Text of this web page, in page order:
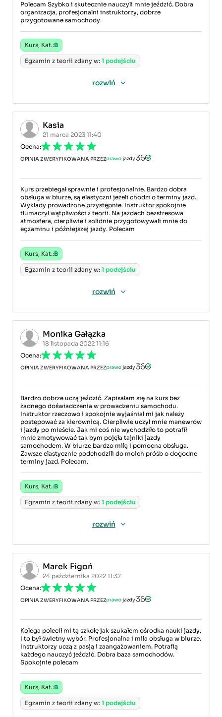
Polecam Szybko i skutecznie nauczyli mnie jeździć. Dobra
organizacja, profesjonalni instruktorzy, dobrze
przygotowane samochody.
Kurs, Kat.:B
Egzamin z teorii zdany w: 1 podejściu
rozwiń
Kasia
21 marca 2023 11:40
Ocena:
OPINIA ZWERYFIKOWANA PRZEZ
Kurs przebiegał sprawnie i profesjonalnie. Bardzo dobra
obsługa w biurze, są elastyczni jeżeli chodzi o terminy jazd.
Wykłady prowadzone przystępnie. Instruktor spokojnie
tłumaczył wątpliwości z teorii. Na jazdach bezstresowa
atmosfera, cierpliwie i solidnie przygotowywali mnie do
egzaminu i późniejszej jazdy. Polecam
Kurs, Kat.:B
Egzamin z teorii zdany w: 1 podejściu
rozwiń
Monika Gałązka
18 listopada 2022 11:16
Ocena:
OPINIA ZWERYFIKOWANA PRZEZ
Bardzo dobrze uczą jeździć. Zapisałam się na kurs bez
żadnego doświadczenia w prowadzeniu samochodu.
Instruktor rzeczowo i spokojnie wyjaśniał mi jak należy
postępować za kierownicą. Cierpliwie uczył mnie manewrów
i jazdy po mieście. Jak mi coś nie wychodziło to potrafił
mnie zmotywować tak bym pojęła tajniki jazdy
samochodem. W biurze bardzo miłą i pomocna obsługa.
Zawsze elastycznie podchodzili do moich próśb o dogodne
terminy jazd. Polecam.
Kurs, Kat.:B
Egzamin z teorii zdany w: 1 podejściu
rozwiń
Marek Figoń
24 października 2022 11:37
Ocena:
OPINIA ZWERYFIKOWANA PRZEZ
Kolega polecił mi tą szkołę jak szukałem ośrodka nauki jazdy.
I to był świetny wybór. Profesjonalna i miła obsługa w biurze.
Instruktorzy uczą z pasją i zaangażowaniem. Potrafią
każdego nauczyć jeździć. Dobra baza samochodów.
Spokojnie polecam
Kurs, Kat.:B
Egzamin z teorii zdany w: 1 podejściu